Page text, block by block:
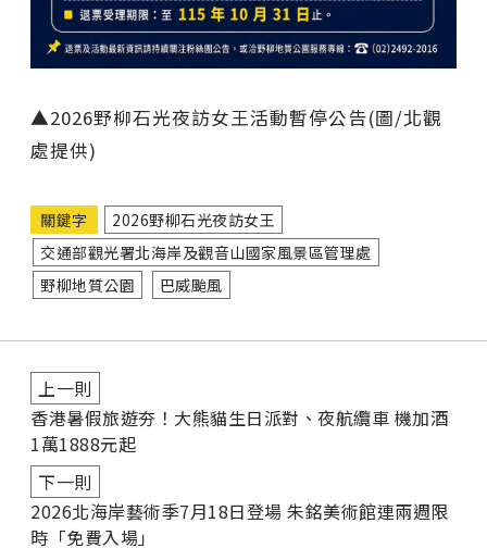
▲2026野柳石光夜訪女王活動暫停公告(圖/北觀
處提供)
關鍵字
2026野柳石光夜訪女王
交通部觀光署北海岸及觀音山國家風景區管理處
野柳地質公園
巴威颱風
上一則
香港暑假旅遊夯！大熊貓生日派對、夜航纜車 機加酒
1萬1888元起
下一則
2026北海岸藝術季7月18日登場 朱銘美術館連兩週限
時「免費入場」